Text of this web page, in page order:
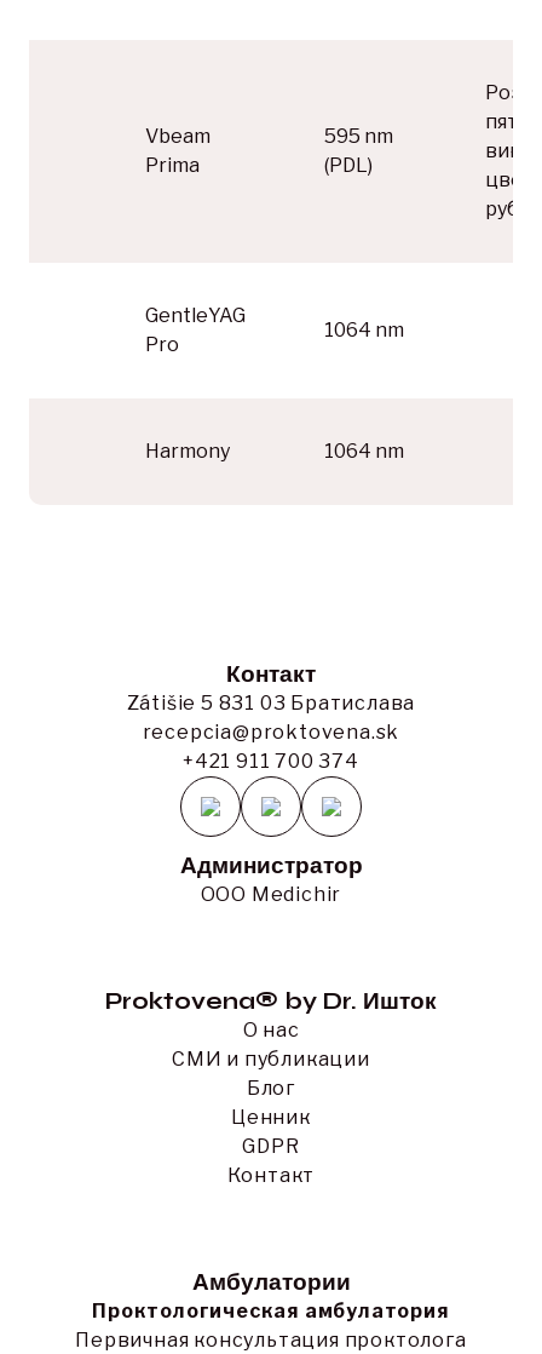
Vbeam
Prima
595 nm
(PDL)
пятна
GentleYAG
Pro
1064 nm
Harmony 1064 nm
Контакт
Zátišie 5 831 03 Братислава
recepcia@proktovena.sk
+421 911 700 374
Администратор
ООО Medichir
Proktovena® by Dr. Ишток
О нас
СМИ и публикации
Блог
Ценник
GDPR
Контакт
Амбулатории
Проктологическая амбулатория
Первичная консультация проктолога